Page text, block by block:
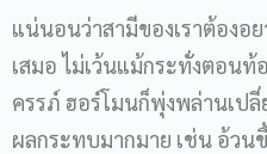
แน่นอนว่าสามีของเราต้องอ
เสมอ ไม่เว้นแม้กระทั่งตอน
ครรภ์ ฮอร์โมนก็พุ่งพล่านเป
ผลกระทบมากมาย เช่น อ้ว